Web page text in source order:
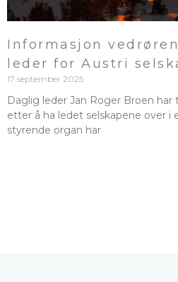
Informasjon
leder for Austri
17 september 2025
Daglig leder Jan Roger Broen
etter å ha ledet selskapene over i
styrende organ har